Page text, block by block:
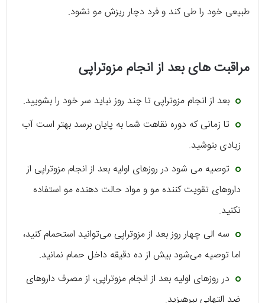
طبیعی خود را طی کند و فرد دچار ریزش مو نشود.
مراقبت های بعد از انجام مزوتراپی
بعد از انجام مزوتراپی تا چند روز نباید سر خود را بشویید.
تا زمانی که دوره نقاهت شما به پایان برسد بهتر است آب
زیادی بنوشید.
توصیه می شود در روزهای اولیه بعد از انجام مزوتراپی از
داروهای تقویت کننده مو و مواد حالت دهنده مو استفاده
نکنید.
سه الی چهار روز بعد از مزوتراپی می‌توانید استحمام کنید،
اما توصیه می‌شود بیش از ده دقیقه داخل حمام نمانید.
در روزهای اولیه بعد از انجام مزوتراپی، از مصرف داروهای
ضد التهابی بپرهیزید.